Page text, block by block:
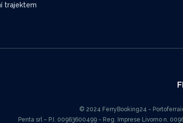
trajektem
© 2024 FerryBooking24 -
Penta srl – P.I. 00963600499 - Reg. Imprese Livorno n.